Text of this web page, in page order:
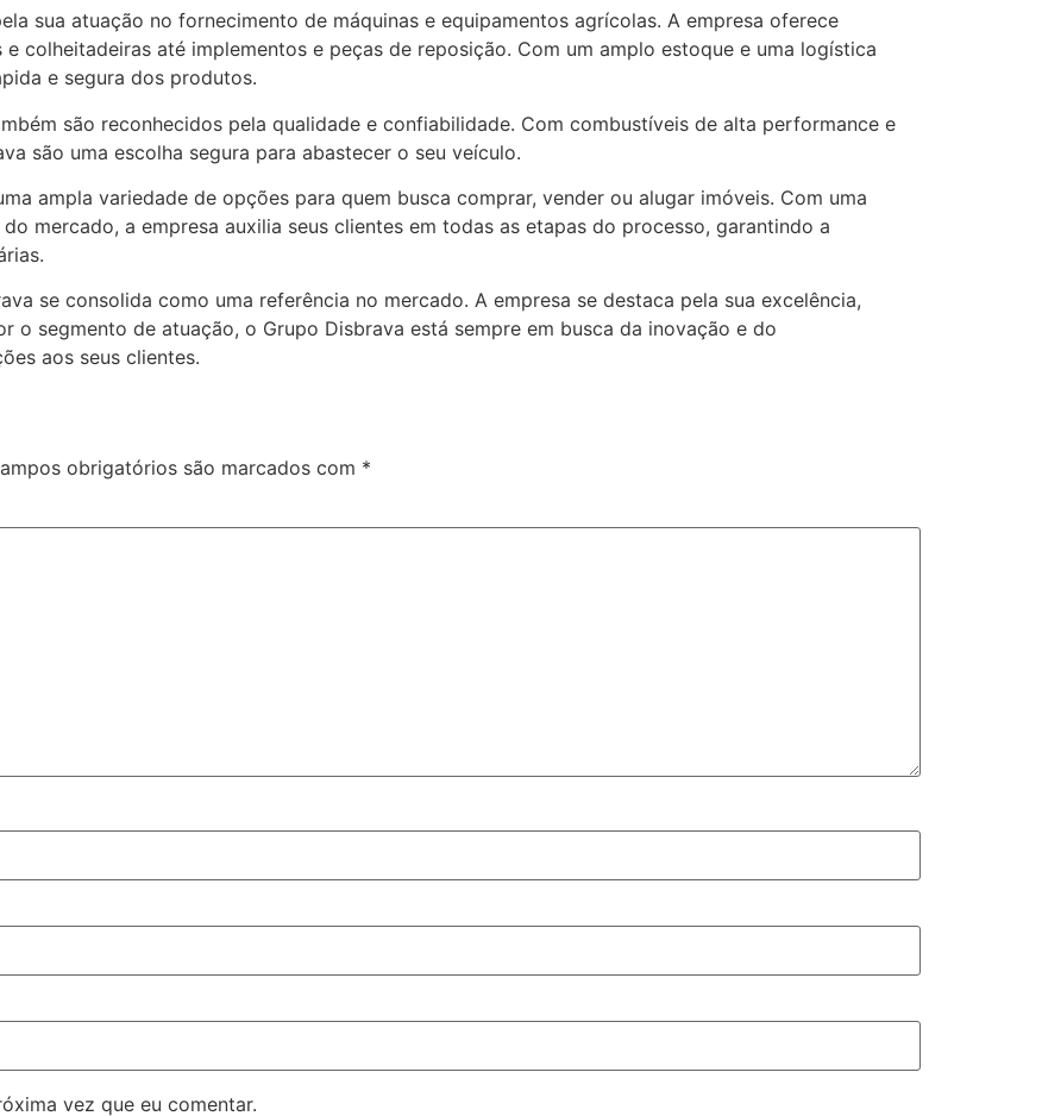
sua atuação no fornecimento de máquinas e equipamentos agrícolas. A empresa oferece
colheitadeiras até implementos e peças de reposição. Com um amplo estoque e uma logística
e segura dos produtos.
são reconhecidos pela qualidade e confiabilidade. Com combustíveis de alta performance e
são uma escolha segura para abastecer o seu veículo.
ampla variedade de opções para quem busca comprar, vender ou alugar imóveis. Com uma
mercado, a empresa auxilia seus clientes em todas as etapas do processo, garantindo a
se consolida como uma referência no mercado. A empresa se destaca pela sua excelência,
o segmento de atuação, o Grupo Disbrava está sempre em busca da inovação e do
aos seus clientes.
obrigatórios são marcados com *
vez que eu comentar.